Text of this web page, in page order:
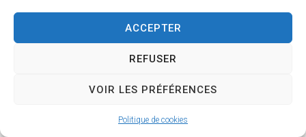
ACCEPTER
REFUSER
VOIR LES PRÉFÉRENCES
Politique de cookies
Données personnelles
Confidentialité
© 2025 - Propulsé par Utopia